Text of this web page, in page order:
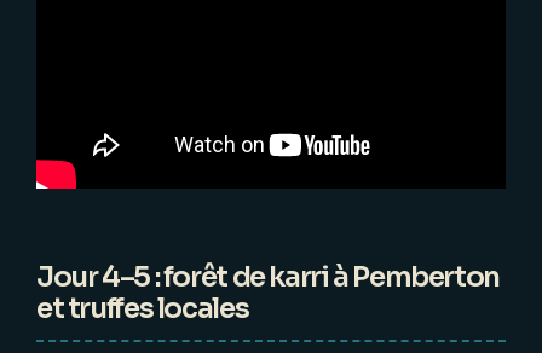
Jour 4–5 : forêt de karri à Pemberton
et truffes locales